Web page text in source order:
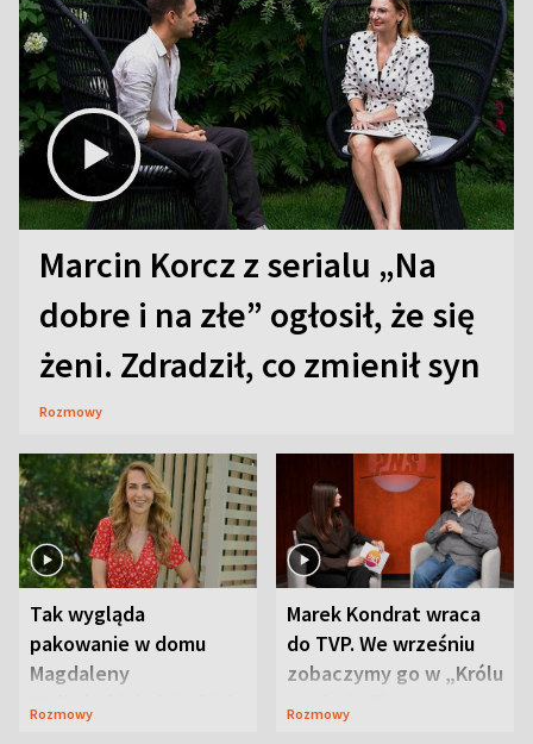
Marcin Korcz z serialu „Na
dobre i na złe” ogłosił, że się
żeni. Zdradził, co zmienił syn
Rozmowy
Tak wygląda
pakowanie w domu
Magdaleny
Waligórskiej-Lisieckiej.
Rozmowy
Marek Kondrat wraca
do TVP. We wrześniu
zobaczymy go w „Królu
Maciusiu I”
Rozmowy